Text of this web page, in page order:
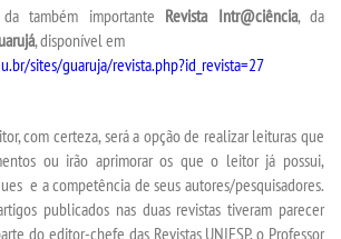
da também importante Revista Intr@ciência, da
, disponível em
sites/guaruja/revista.php?id_revista=27
com certeza, será a opção de realizar leituras que
ou irão aprimorar os que o leitor já possui,
e a competência de seus autores/pesquisadores.
publicados nas duas revistas tiveram parecer
do editor-chefe das Revistas UNIESP, o Professor